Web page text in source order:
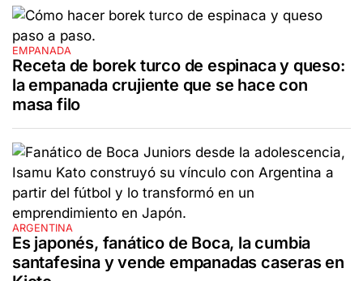
EMPANADA
Receta de borek turco de espinaca y queso:
la empanada crujiente que se hace con
masa filo
ARGENTINA
Es japonés, fanático de Boca, la cumbia
santafesina y vende empanadas caseras en